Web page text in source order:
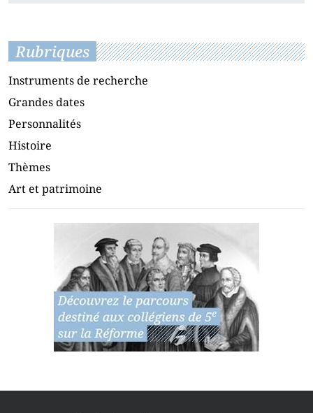
Rubriques
Instruments de recherche
Grandes dates
Personnalités
Histoire
Thèmes
Art et patrimoine